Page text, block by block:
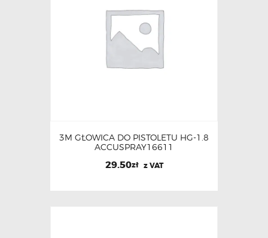
3M GŁOWICA DO PISTOLETU HG-1.8
ACCUSPRAY16611
29.50zł z VAT